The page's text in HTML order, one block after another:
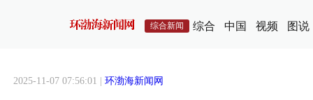
综合新闻 综合 中国 视频 图说
2025-11-07 07:56:01 | 环渤海新闻网